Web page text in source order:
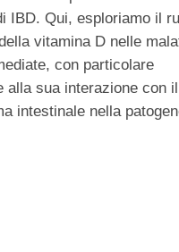
IBD. Qui, esploriamo il
vitamina D nelle
con particolare
alla sua interazione con il
intestinale nella